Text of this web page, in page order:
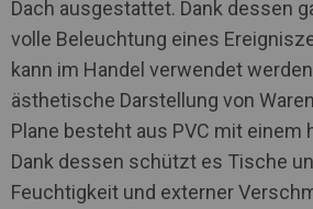
Dach ausgestattet. Dank dessen
volle Beleuchtung eines
kann im Handel verwendet
ästhetische Darstellung von
Plane besteht aus PVC mit einem
Dank dessen schützt es Tische
Feuchtigkeit und externer